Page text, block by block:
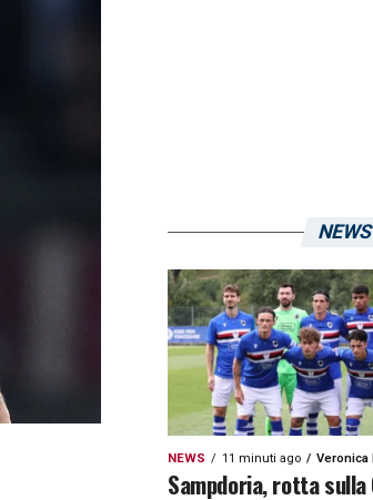
NEWS
NEWS 11 minuti ago Veronica
Sampdoria, rotta